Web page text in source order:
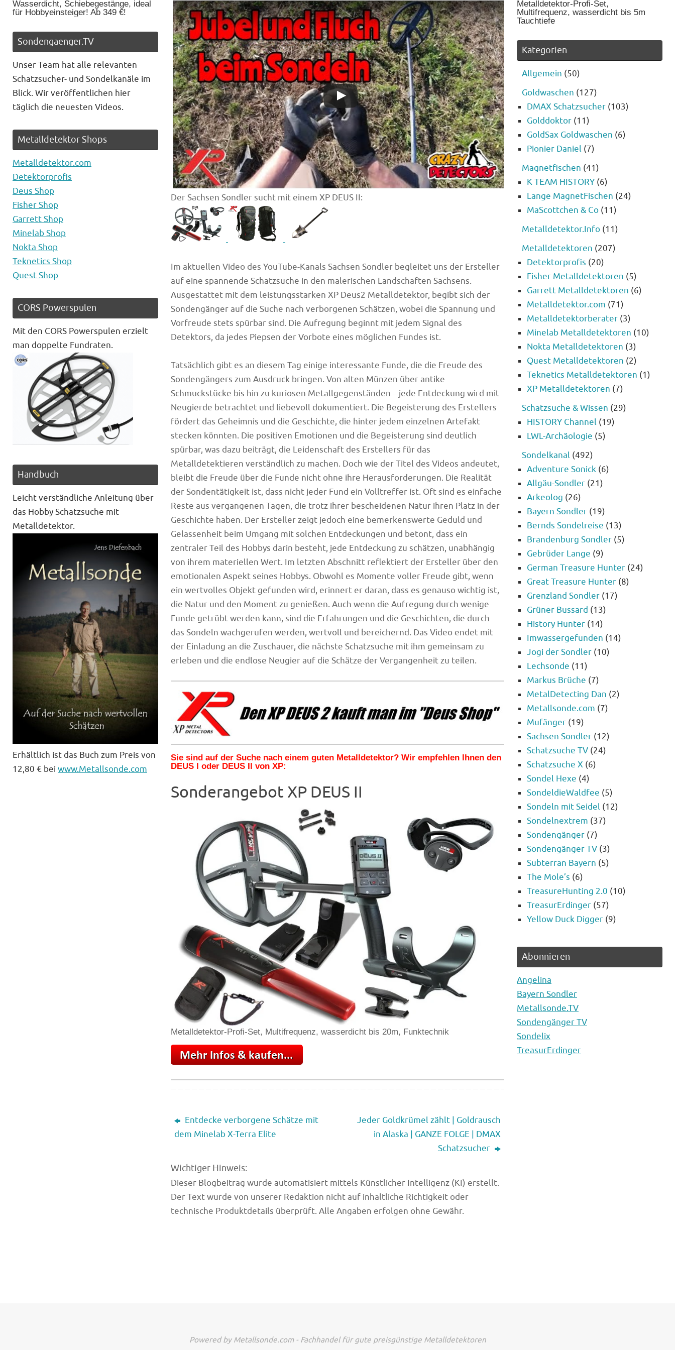
Der Sachsen Sondler sucht mit einem XP DEUS II:
Im aktuellen Video des YouTube-Kanals Sachsen Sondler begleitet uns der Ersteller
auf eine spannende Schatzsuche in den malerischen Landschaften Sachsens.
Ausgestattet mit dem leistungsstarken XP Deus2 Metalldetektor, begibt sich der
Sondengänger auf die Suche nach verborgenen Schätzen, wobei die Spannung und
Vorfreude stets spürbar sind. Die Aufregung beginnt mit jedem Signal des
Detektors, da jedes Piepsen der Vorbote eines möglichen Fundes ist.
Tatsächlich gibt es an diesem Tag einige interessante Funde, die die Freude des
Sondengängers zum Ausdruck bringen. Von alten Münzen über antike
Schmuckstücke bis hin zu kuriosen Metallgegenständen – jede Entdeckung wird mit
Neugierde betrachtet und liebevoll dokumentiert. Die Begeisterung des Erstellers
fördert das Geheimnis und die Geschichte, die hinter jedem einzelnen Artefakt
stecken könnten. Die positiven Emotionen und die Begeisterung sind deutlich
spürbar, was dazu beiträgt, die Leidenschaft des Erstellers für das
Metalldetektieren verständlich zu machen. Doch wie der Titel des Videos andeutet,
bleibt die Freude über die Funde nicht ohne ihre Herausforderungen. Die Realität
der Sondentätigkeit ist, dass nicht jeder Fund ein Volltreffer ist. Oft sind es einfache
Reste aus vergangenen Tagen, die trotz ihrer bescheidenen Natur ihren Platz in der
Geschichte haben. Der Ersteller zeigt jedoch eine bemerkenswerte Geduld und
Gelassenheit beim Umgang mit solchen Entdeckungen und betont, dass ein
zentraler Teil des Hobbys darin besteht, jede Entdeckung zu schätzen, unabhängig
von ihrem materiellen Wert. Im letzten Abschnitt reflektiert der Ersteller über den
emotionalen Aspekt seines Hobbys. Obwohl es Momente voller Freude gibt, wenn
ein wertvolles Objekt gefunden wird, erinnert er daran, dass es genauso wichtig ist,
die Natur und den Moment zu genießen. Auch wenn die Aufregung durch wenige
Funde getrübt werden kann, sind die Erfahrungen und die Geschichten, die durch
das Sondeln wachgerufen werden, wertvoll und bereichernd. Das Video endet mit
der Einladung an die Zuschauer, die nächste Schatzsuche mit ihm gemeinsam zu
erleben und die endlose Neugier auf die Schätze der Vergangenheit zu teilen.
Sie sind auf der Suche nach einem guten Metalldetektor? Wir empfehlen Ihnen den
DEUS I oder DEUS II von XP:
Sonderangebot XP DEUS II
Metalldetektor-Profi-Set, Multifrequenz, wasserdicht bis 20m, Funktechnik
Entdecke verborgene Schätze mit
dem Minelab X-Terra Elite
Jeder Goldkrümel zählt | Goldrausch
in Alaska | GANZE FOLGE | DMAX
Schatzsucher
Wichtiger Hinweis:
Dieser Blogbeitrag wurde automatisiert mittels Künstlicher Intelligenz (KI) erstellt.
Der Text wurde von unserer Redaktion nicht auf inhaltliche Richtigkeit oder
technische Produktdetails überprüft. Alle Angaben erfolgen ohne Gewähr.
Wasserdicht, Schiebegestänge, ideal
für Hobbyeinsteiger! Ab 349 €!
Sondengaenger.TV
Unser Team hat alle relevanten
Schatzsucher- und Sondelkanäle im
Blick. Wir veröffentlichen hier
täglich die neuesten Videos.
Metalldetektor Shops
Metalldetektor.com
Detektorprofis
Deus Shop
Fisher Shop
Garrett Shop
Minelab Shop
Nokta Shop
Teknetics Shop
Quest Shop
CORS Powerspulen
Mit den CORS Powerspulen erzielt
man doppelte Fundraten.
Handbuch
Leicht verständliche Anleitung über
das Hobby Schatzsuche mit
Metalldetektor.
Erhältlich ist das Buch zum Preis von
12,80 € bei www.Metallsonde.com
Metalldetektor-Profi-Set,
Multifrequenz, wasserdicht bis 5m
Tauchtiefe
Kategorien
Allgemein (50)
Goldwaschen (127)
DMAX Schatzsucher (103)
Golddoktor (11)
GoldSax Goldwaschen (6)
Pionier Daniel (7)
Magnetfischen (41)
K TEAM HISTORY (6)
Lange MagnetFischen (24)
MaScottchen & Co (11)
Metalldetektor.Info (11)
Metalldetektoren (207)
Detektorprofis (20)
Fisher Metalldetektoren (5)
Garrett Metalldetektoren (6)
Metalldetektor.com (71)
Metalldetektorberater (3)
Minelab Metalldetektoren (10)
Nokta Metalldetektoren (3)
Quest Metalldetektoren (2)
Teknetics Metalldetektoren (1)
XP Metalldetektoren (7)
Schatzsuche & Wissen (29)
HISTORY Channel (19)
LWL-Archäologie (5)
Sondelkanal (492)
Adventure Sonick (6)
Allgäu-Sondler (21)
Arkeolog (26)
Bayern Sondler (19)
Bernds Sondelreise (13)
Brandenburg Sondler (5)
Gebrüder Lange (9)
German Treasure Hunter (24)
Great Treasure Hunter (8)
Grenzland Sondler (17)
Grüner Bussard (13)
History Hunter (14)
Imwassergefunden (14)
Jogi der Sondler (10)
Lechsonde (11)
Markus Brüche (7)
MetalDetecting Dan (2)
Metallsonde.com (7)
Mufänger (19)
Sachsen Sondler (12)
Schatzsuche TV (24)
Schatzsuche X (6)
Sondel Hexe (4)
SondeldieWaldfee (5)
Sondeln mit Seidel (12)
Sondelnextrem (37)
Sondengänger (7)
Sondengänger TV (3)
Subterran Bayern (5)
The Mole’s (6)
TreasureHunting 2.0 (10)
TreasurErdinger (57)
Yellow Duck Digger (9)
Abonnieren
Angelina
Bayern Sondler
Metallsonde.TV
Sondengänger TV
Sondelix
TreasurErdinger
Powered by Metallsonde.com - Fachhandel für gute preisgünstige Metalldetektoren